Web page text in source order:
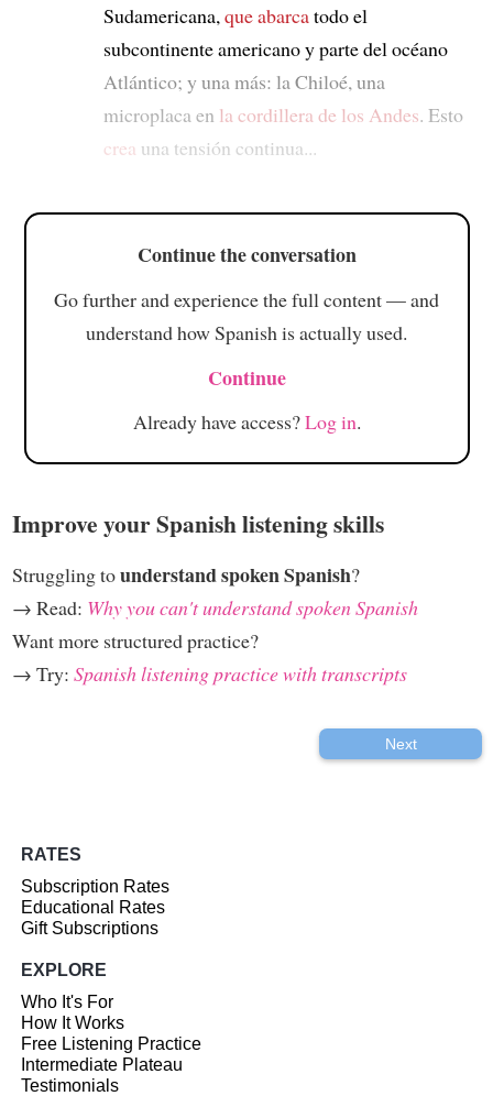
Sudamericana, que abarcatodo el
subcontinente americano y parte del océano
Atlántico; y una más: la Chiloé, una
microplaca en la cordillera de los Andes. Esto
crea una tensión continua...
Continue the conversation
Go further and experience the full content — and
understand how Spanish is actually used.
Continue
Already have access?Log in.
Improve your Spanish listening skills
Struggling tounderstand spoken Spanish?
→ Read: Why you can't understand spoken Spanish
Want more structured practice?
→ Try: Spanish listening practice with transcripts
Next
RATES
Subscription Rates
Educational Rates
Gift Subscriptions
EXPLORE
Who It's For
How It Works
Free Listening Practice
Intermediate Plateau
Testimonials